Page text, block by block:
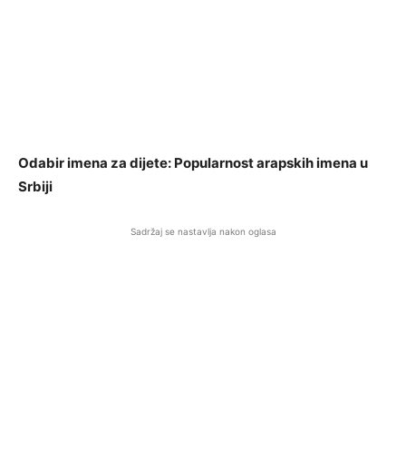
Odabir imena za dijete: Popularnost arapskih imena u
Srbiji
Sadržaj se nastavlja nakon oglasa